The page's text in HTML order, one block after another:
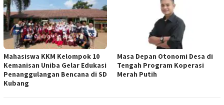
Mahasiswa KKM Kelompok 10
Kemanisan Uniba Gelar Edukasi
Penanggulangan Bencana di SD
Kubang
Masa Depan Otonomi Desa di
Tengah Program Koperasi
Merah Putih